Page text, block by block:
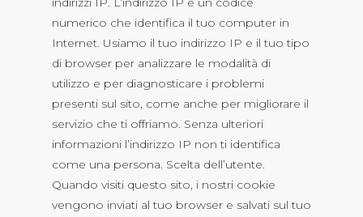
numerico che identifica il tuo computer in
Internet. Usiamo il tuo indirizzo IP e il tuo tipo
di browser per analizzare le modalità di
utilizzo e per diagnosticare i problemi
presenti sul sito, come anche per migliorare il
servizio che ti offriamo. Senza ulteriori
informazioni l’indirizzo IP non ti identifica
come una persona. Scelta dell’utente.
Quando visiti questo sito, i nostri cookie
vengono inviati al tuo browser e salvati sul tuo